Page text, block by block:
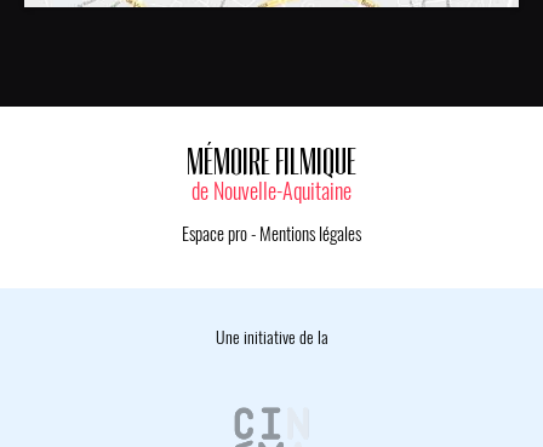
MÉMOIRE FILMIQUE
de Nouvelle-Aquitaine
Espace pro- Mentions légales
Une initiative de la